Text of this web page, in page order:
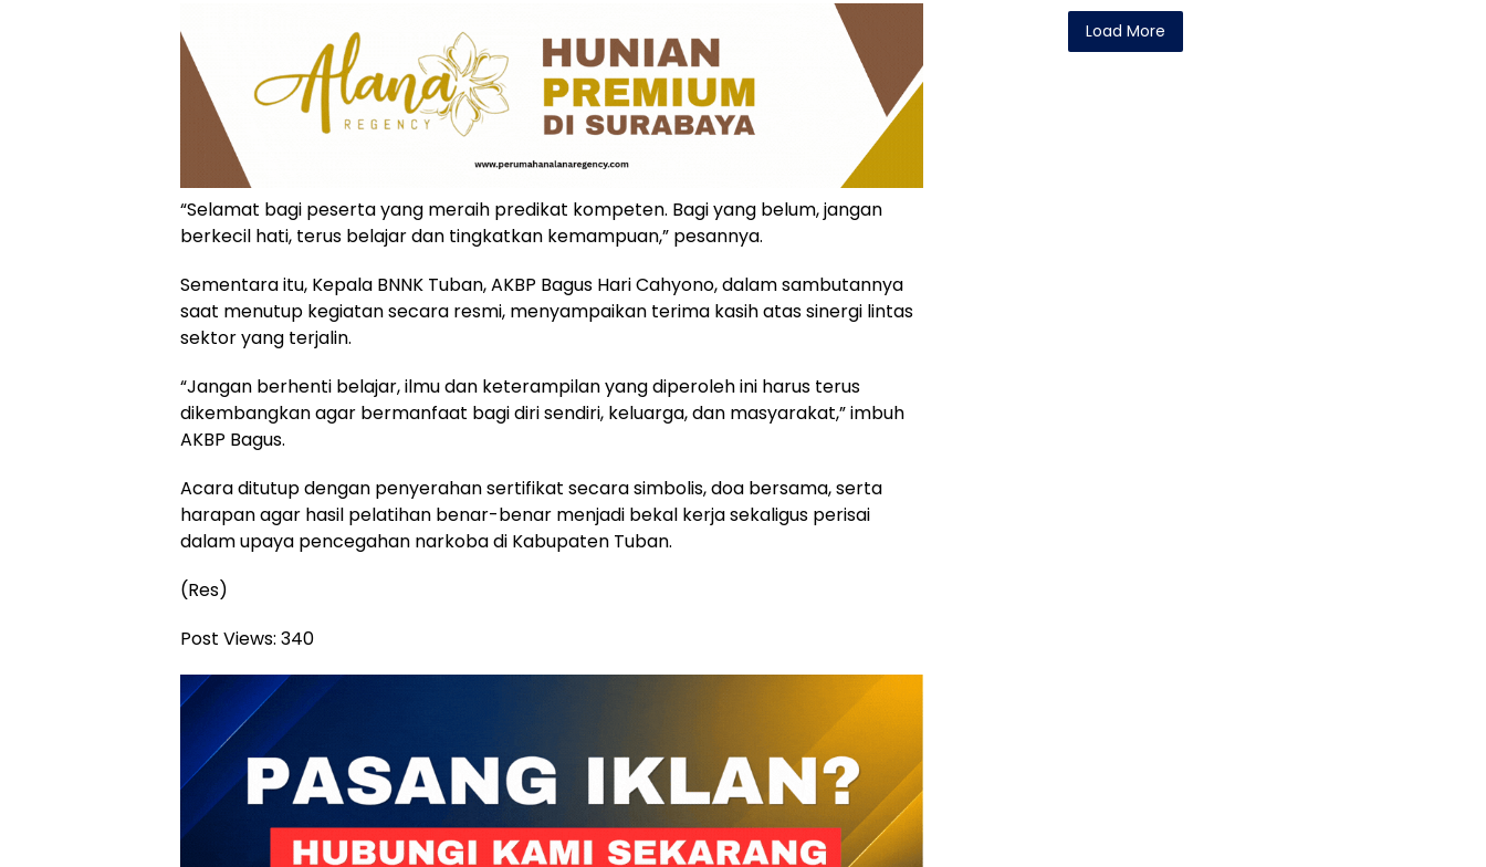
“Selamat bagi peserta yang meraih predikat kompeten. Bagi yang belum, jangan
berkecil hati, terus belajar dan tingkatkan kemampuan,” pesannya.
Sementara itu, Kepala BNNK Tuban, AKBP Bagus Hari Cahyono, dalam sambutannya
saat menutup kegiatan secara resmi, menyampaikan terima kasih atas sinergi lintas
sektor yang terjalin.
“Jangan berhenti belajar, ilmu dan keterampilan yang diperoleh ini harus terus
dikembangkan agar bermanfaat bagi diri sendiri, keluarga, dan masyarakat,” imbuh
AKBP Bagus.
Acara ditutup dengan penyerahan sertifikat secara simbolis, doa bersama, serta
harapan agar hasil pelatihan benar-benar menjadi bekal kerja sekaligus perisai
dalam upaya pencegahan narkoba di Kabupaten Tuban.
(Res)
Post Views: 340
Load More